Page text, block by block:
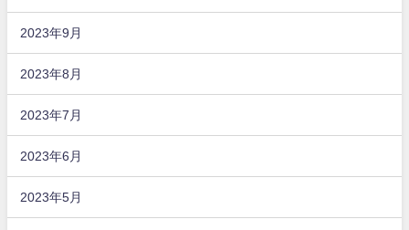
2023年9月
2023年8月
2023年7月
2023年6月
2023年5月